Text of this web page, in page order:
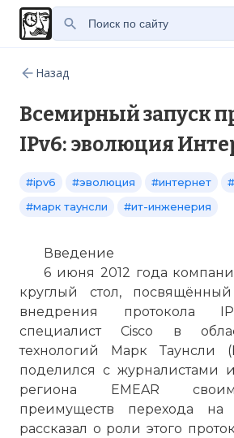
Назад
Всемирный запуск
IPv6: эволюция
#ipv6 #эволюция #интернет
#марк таунсли
#ит-инженерия
Введение
6 июня 2012 года
круглый стол,
внедрения протокола
специалист Cisco в
технологий Марк Таунсли
поделился с журналистами
региона EMEAR
преимуществ перехода
рассказал о роли этого